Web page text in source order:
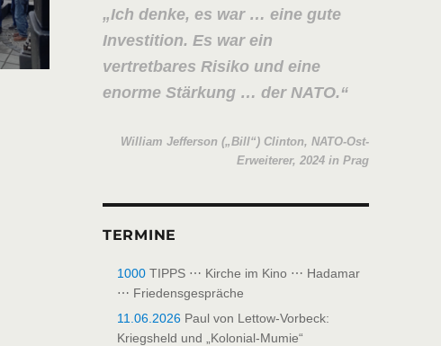
Ich denke, es war … eine gute
Investition. Es war ein
vertretbares Risiko und eine
enorme Stärkung … der NATO.
William Jefferson („Bill“) Clinton, NATO-Ost-
Erweiterer, 2024 in Prag
TERMINE
1000TIPPS ⋯ Kirche im Kino ⋯ Hadamar
⋯ Friedensgespräche
11.06.2026Paul von Lettow-Vorbeck:
Kriegsheld und „Kolonial-Mumie“